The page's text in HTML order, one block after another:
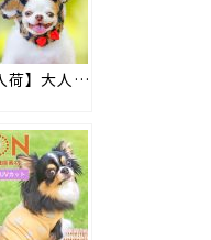
【11/9再入荷】大人気！トラパーカー＆トラスヌードが再入荷しました!! 年賀状などの撮影にもオススメ♪ #112